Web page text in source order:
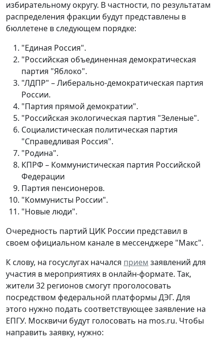
избирательному округу. В частности, по результатам
распределения фракции будут представлены в
бюллетене в следующем порядке:
"Единая Россия".
"Российская объединенная демократическая
партия "Яблоко".
"ЛДПР" – Либерально-демократическая партия
России.
"Партия прямой демократии".
"Российская экологическая партия "Зеленые".
Социалистическая политическая партия
"Справедливая Россия".
"Родина".
КПРФ – Коммунистическая партия Российской
Федерации
Партия пенсионеров.
"Коммунисты России".
"Новые люди".
Очередность партий ЦИК России представил в
своем официальном канале в мессенджере "Макс".
К слову, на госуслугах начался прием заявлений для
участия в мероприятиях в онлайн-формате. Так,
жители 32 регионов смогут проголосовать
посредством федеральной платформы ДЭГ. Для
этого нужно подать соответствующее заявление на
ЕПГУ. Москвичи будут голосовать на mos.ru. Чтобы
направить заявку, нужно: